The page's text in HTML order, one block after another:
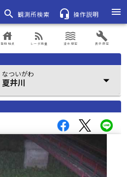
search 観測所検索 headset_mic 操作説明
menu
登録地点
house
レーダ雨量
rss_feed
浸水想定
waves
表示設定
build
なついがわ
夏井川 arrow_drop_down